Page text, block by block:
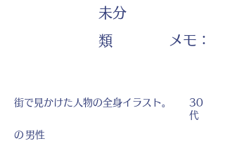
未分
類
​メモ：
街で見かけた人物の全身イラスト。
30
代
の 男性